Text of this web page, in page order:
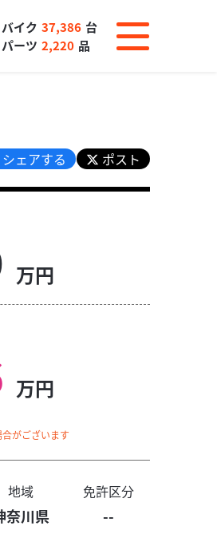
バイク 37,386 台
パーツ 2,220 品
シェアする ポスト
万円
万円
がございます
地域 免許区分
奈川県 --